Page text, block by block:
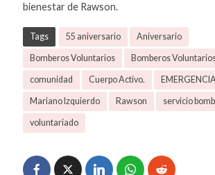
bienestar de Rawson.
Tags 55 aniversario Aniversario
Bomberos Voluntarios Bomberos
comunidad Cuerpo Activo.
Mariano Izquierdo Rawson servicio
voluntariado